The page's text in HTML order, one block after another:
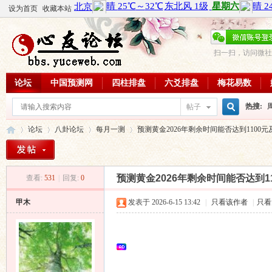
设为首页 收藏本站
扫一扫，访问微
论坛 中国预测网 四柱排盘 六爻排盘 梅花易数
帖子
搜
索
热搜:
周易教
每日一
论坛
›
八卦论坛
›
每月一测
›
预测黄金2026年剩余时间能否达到1100元
查看: 531 回复: 0 预测黄金2026年剩余时间能否达到
甲木 发表于 2026-6-15 13:42 只看该作者 只